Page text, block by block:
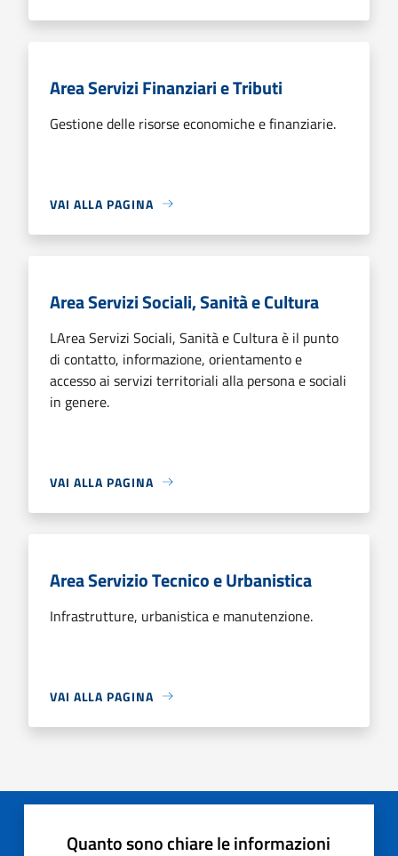
Area Servizi Finanziari e Tributi
Gestione delle risorse economiche e finanziarie.
VAI ALLA PAGINA
Area Servizi Sociali, Sanità e Cultura
LArea Servizi Sociali, Sanità e Cultura è il punto
di contatto, informazione, orientamento e
accesso ai servizi territoriali alla persona e sociali
in genere.
VAI ALLA PAGINA
Area Servizio Tecnico e Urbanistica
Infrastrutture, urbanistica e manutenzione.
VAI ALLA PAGINA
Quanto sono chiare le informazioni